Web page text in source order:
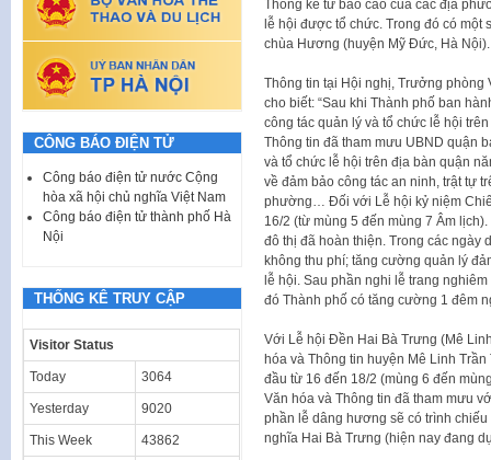
Thống kê từ báo cáo của các địa
lễ hội được tổ chức. Trong đó có một
chùa Hương (huyện Mỹ Đức, Hà Nội).
Thông tin tại Hội nghị, Trưởng
cho biết: “Sau khi Thành phố ban
công tác quản lý và tổ chức lễ hội
Thông tin đã tham mưu UBND quận
và tổ chức lễ hội trên địa bàn quận
về đảm bảo công tác an ninh, trật tự
phường… Đối với Lễ hội kỷ niệm
16/2 (từ mùng 5 đến mùng 7 Âm
đô thị đã hoàn thiện. Trong các ngày
không thu phí; tăng cường quản lý
lễ hội. Sau phần nghi lễ trang
đó Thành phố có tăng cường 1 đêm
Với Lễ hội Đền Hai Bà Trưng (Mê
hóa và Thông tin huyện Mê Linh
đầu từ 16 đến 18/2 (mùng 6 đến
Văn hóa và Thông tin đã tham mưu
phần lễ dâng hương sẽ có trình
nghĩa Hai Bà Trưng (hiện nay đang
CÔNG BÁO ĐIỆN TỬ
Công báo điện tử nước Cộng
hòa xã hội chủ nghĩa Việt Nam
Công báo điện tử thành phố Hà
Nội
THỐNG KÊ TRUY CẬP
Visitor Status
Today 3064
Yesterday 9020
This Week 43862